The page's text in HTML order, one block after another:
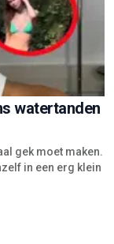
watertanden
gek moet maken.
in een erg klein